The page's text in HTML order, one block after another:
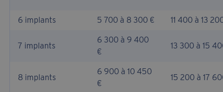
6 implants 5 700 à 8 300 € 11 400 à 13
7 implants
6 300 à 9 400
€
13 300 à 15
8 implants
6 900 à 10 450
€
15 200 à 17